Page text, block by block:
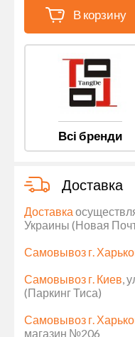
В корзину
Всі бренди
Доставка
Доставка
Украины (Новая
Самовывоз г.
Самовывоз г. Киев,
(Паркинг Тиса)
Самовывоз г.
магазин №206